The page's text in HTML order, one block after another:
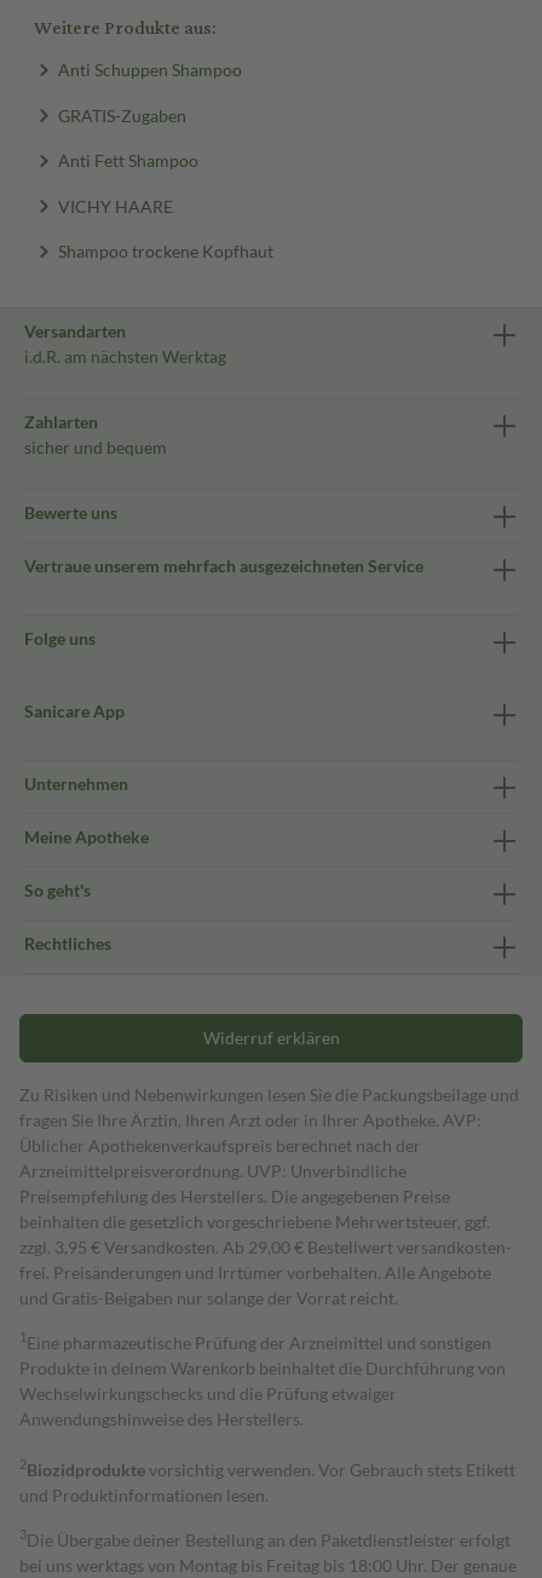
Weitere Produkte aus:
Anti Schuppen Shampoo
GRATIS-Zugaben
Anti Fett Shampoo
VICHY HAARE
Shampoo trockene Kopfhaut
Versandarten
i.d.R. am nächsten Werktag
Zahlarten
sicher und bequem
Bewerte uns
Vertraue unserem mehrfach ausgezeichneten Service
Folge uns
Sanicare App
Unternehmen
Meine Apotheke
So geht's
Rechtliches
Widerruf erklären
Zu Risiken und Nebenwirkungen lesen Sie die Packungsbeilage und
fragen Sie Ihre Ärztin, Ihren Arzt oder in Ihrer Apotheke. AVP:
Üblicher Apothekenverkaufspreis berechnet nach der
Arzneimittelpreisverordnung. UVP: Unverbindliche
Preisempfehlung des Herstellers. Die angegebenen Preise
beinhalten die gesetzlich vorgeschriebene Mehrwertsteuer, ggf.
zzgl. 3,95 € Versandkosten. Ab 29,00 € Bestell­wert versand­kosten­
frei. Preisänderungen und Irrtümer vorbehalten. Alle Angebote
und Gratis-Beigaben nur solange der Vorrat reicht.
1 Eine pharmazeutische Prüfung der Arzneimittel und sonstigen
Produkte in deinem Warenkorb beinhaltet die Durchführung von
Wechselwirkungschecks und die Prüfung etwaiger
Anwendungshinweise des Herstellers.
2Biozidproduktevorsichtig verwenden. Vor Gebrauch stets Etikett
und Produktinformationen lesen.
3Die Übergabe deiner Bestellung an den Paketdienstleister erfolgt
bei uns werktags von Montag bis Freitag bis 18:00 Uhr. Der genaue